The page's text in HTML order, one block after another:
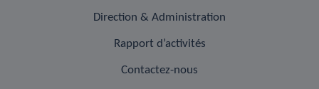
Direction & Administration
Rapport d’activités
Contactez-nous